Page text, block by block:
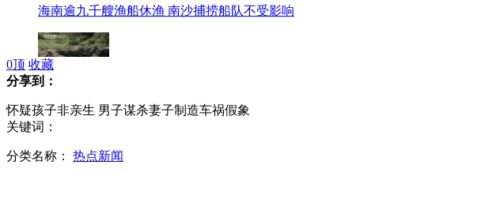
海南逾九千艘渔船休渔 南沙捕捞船队不受影响
0顶 收藏
分享到：
怀疑孩子非亲生 男子谋杀妻子制造车祸假象
关键词：
分类名称： 热点新闻